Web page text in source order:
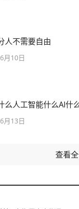
人不需要自由
月10日
么人工智能什么Al什
月13日
查看